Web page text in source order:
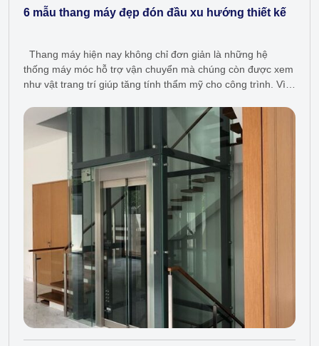
6 mẫu thang máy đẹp đón đầu xu hướng thiết kế
Thang máy hiện nay không chỉ đơn giản là những hệ
thống máy móc hỗ trợ vận chuyển mà chúng còn được xem
như vật trang trí giúp tăng tính thẩm mỹ cho công trình. Vì